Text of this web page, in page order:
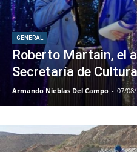
GENERAL
Roberto Martain, el
Secretaría de Cultura
Armando Nieblas Del Campo - 07/